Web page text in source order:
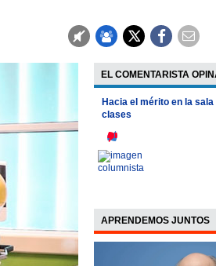
EL COMENTARISTA
Hacia el mérito en la sala
clases
APRENDEMOS JUNTOS